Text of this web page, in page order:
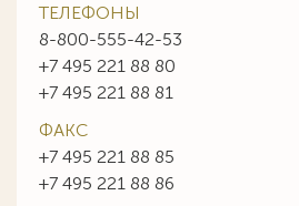
ТЕЛЕФОНЫ
8-800-555-42-53
+7 495 221 88 80
+7 495 221 88 81
ФАКС
+7 495 221 88 85
+7 495 221 88 86